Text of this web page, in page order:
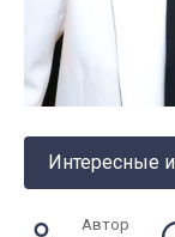
Интересные
Автор